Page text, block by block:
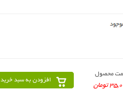
محصول
تومان
افزودن به سبد خرید